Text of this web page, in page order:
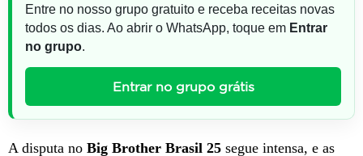
Entre no nosso grupo gratuito e receba receitas novas
todos os dias. Ao abrir o WhatsApp, toque em Entrar
no grupo.
Entrar no grupo grátis
A disputa no Big Brother Brasil 25 segue intensa, e as